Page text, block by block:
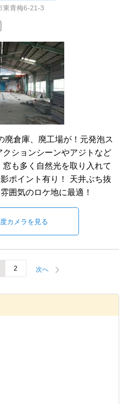
東青梅6-21-3
廃倉庫、廃工場が！元発泡ス
ションシーンやアジトなど
も多く自然光を取り入れて
ポイント有り！ 天井ぶち抜
囲気のロケ地に最適！
カメラを見る
2 次へ